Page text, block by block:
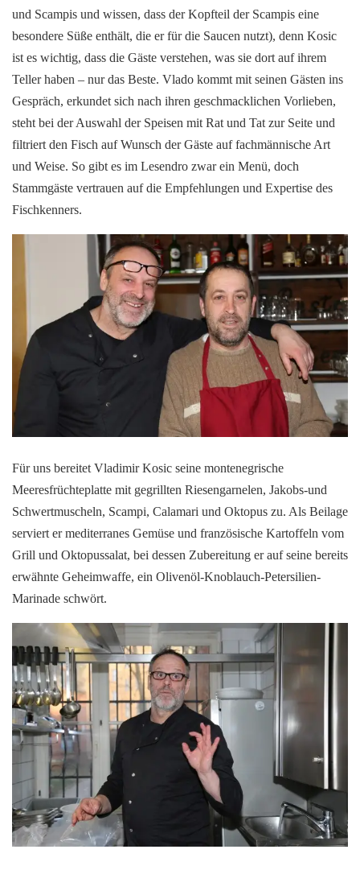
und Scampis und wissen, dass der Kopfteil der Scampis eine
besondere Süße enthält, die er für die Saucen nutzt), denn Kosic
ist es wichtig, dass die Gäste verstehen, was sie dort auf ihrem
Teller haben – nur das Beste. Vlado kommt mit seinen Gästen ins
Gespräch, erkundet sich nach ihren geschmacklichen Vorlieben,
steht bei der Auswahl der Speisen mit Rat und Tat zur Seite und
filtriert den Fisch auf Wunsch der Gäste auf fachmännische Art
und Weise. So gibt es im Lesendro zwar ein Menü, doch
Stammgäste vertrauen auf die Empfehlungen und Expertise des
Fischkenners.
Für uns bereitet Vladimir Kosic seine montenegrische
Meeresfrüchteplatte mit gegrillten Riesengarnelen, Jakobs-und
Schwertmuscheln, Scampi, Calamari und Oktopus zu. Als Beilage
serviert er mediterranes Gemüse und französische Kartoffeln vom
Grill und Oktopussalat, bei dessen Zubereitung er auf seine bereits
erwähnte Geheimwaffe, ein Olivenöl-Knoblauch-Petersilien-
Marinade schwört.